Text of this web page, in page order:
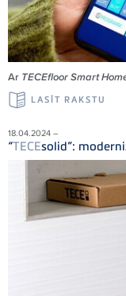
Ar TECEfloor Smart
LASĪT RAKSTU
18.04.2024 –
“TECEsolid”: